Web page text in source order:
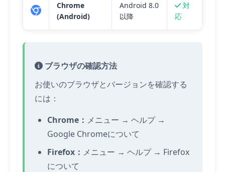
Chrome
(Android)
Android 8.0
以降
対
応
ブラウザの確認方法
お使いのブラウザとバージョンを確認する
には：
Chrome： メニュー → ヘルプ →
Google Chromeについて
Firefox： メニュー → ヘルプ → Firefox
について